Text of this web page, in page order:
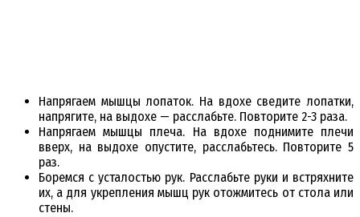
Напрягаем мышцы лопаток. На вдохе сведите лопатки,
напрягите, на выдохе — расслабьте. Повторите 2-3 раза.
Напрягаем мышцы плеча. На вдохе поднимите плечи
вверх, на выдохе опустите, расслабьтесь. Повторите 5
раз.
Боремся с усталостью рук. Расслабьте руки и встряхните
их, а для укрепления мышц рук отожмитесь от стола или
стены.